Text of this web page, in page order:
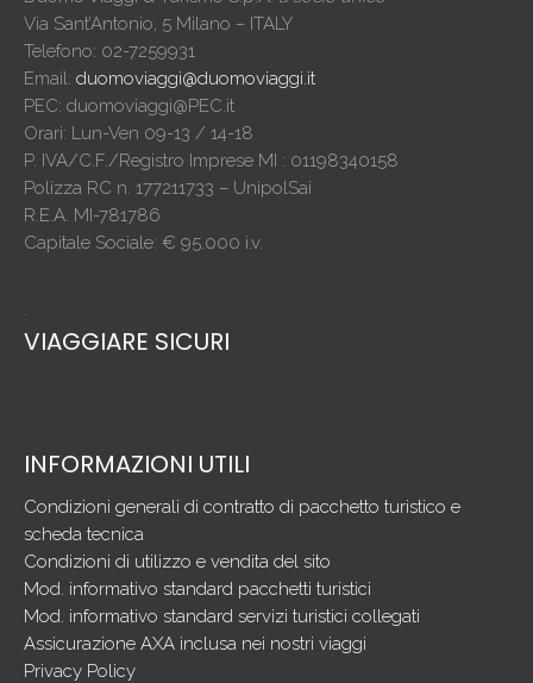
Via Sant’Antonio, 5 Milano – ITALY
Telefono: 02-7259931
Email: duomoviaggi@duomoviaggi.it
PEC: duomoviaggi@PEC.it
Orari: Lun-Ven 09-13 / 14-18
P. IVA/C.F./Registro Imprese MI : 01198340158
Polizza RC n. 177211733 – UnipolSai
R.E.A. MI-781786
Capitale Sociale: € 95.000 i.v.
VIAGGIARE SICURI
INFORMAZIONI UTILI
Condizioni generali di contratto di pacchetto turistico e
scheda tecnica
Condizioni di utilizzo e vendita del sito
Mod. informativo standard pacchetti turistici
Mod. informativo standard servizi turistici collegati
Assicurazione AXA inclusa nei nostri viaggi
Privacy Policy